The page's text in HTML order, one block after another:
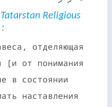
Religious
отделяющая
[и от понимания
в состоянии
наставления